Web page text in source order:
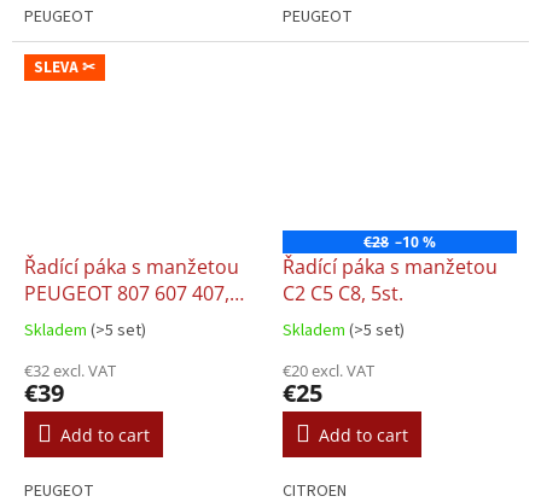
PEUGEOT PEUGEOT
SLEVA ✂
Řadící páka s manžetou
PEUGEOT 807 607 407,
5st.
Skladem (>5 set)
€32 excl. VAT
€39
Add to cart
PEUGEOT
€28 –10 %
Řadící páka s manžetou
C2 C5 C8, 5st.
Skladem (>5 set)
€20 excl. VAT
€25
Add to cart
CITROEN